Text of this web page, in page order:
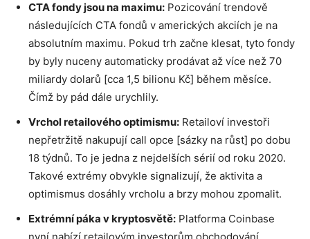
CTA fondy jsou na maximu: Pozicování trendově
následujících CTA fondů v amerických akciích je na
absolutním maximu. Pokud trh začne klesat, tyto fondy
by byly nuceny automaticky prodávat až více než 70
miliardy dolarů [cca 1,5 bilionu Kč] během měsíce.
Čímž by pád dále urychlily.
Vrchol retailového optimismu: Retailoví investoři
nepřetržitě nakupují call opce [sázky na růst] po dobu
18 týdnů. To je jedna z nejdelších sérií od roku 2020.
Takové extrémy obvykle signalizují, že aktivita a
optimismus dosáhly vrcholu a brzy mohou zpomalit.
Extrémní páka v kryptosvětě: Platforma Coinbase